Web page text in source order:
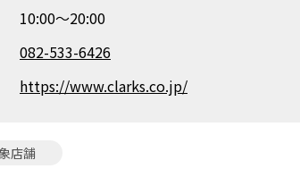
10:00〜20:00
082-533-6426
https://www.clarks.co.jp/
店舗